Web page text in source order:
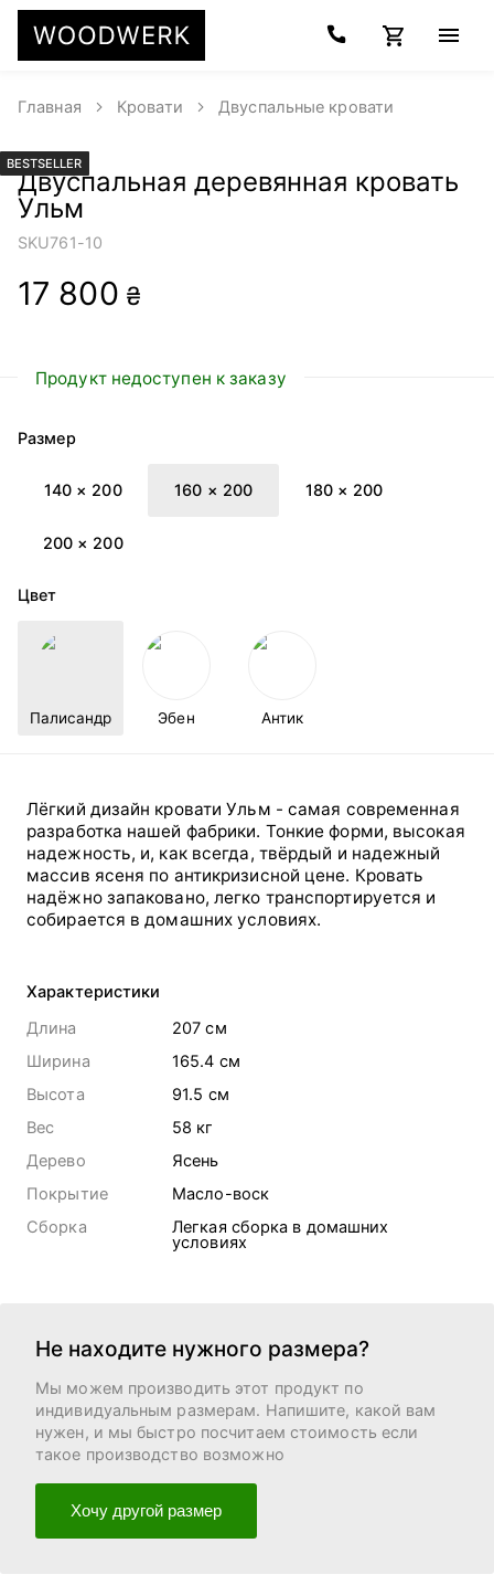
Главная Кровати Двуспальные кровати
BESTSELLER
Двуспальная деревянная кровать
Ульм
SKU761-10
17 800 ₴
Продукт недоступен к заказу
Размер
140 × 200 160 × 200 180 × 200
200 × 200
Цвет
Палисандр Эбен Антик
Лёгкий дизайн кровати Ульм - самая современная
разработка нашей фабрики. Тонкие форми, высокая
надежность, и, как всегда, твёрдый и надежный
массив ясеня по антикризисной цене. Кровать
надёжно запаковано, легко транспортируется и
собирается в домашних условиях.
Характеристики
Длина
207 cм
Ширина
165.4 cм
Высота
91.5 cм
Вес
58 кг
Дерево
Ясень
Покрытие
Масло-воск
Сборка
Легкая сборка в домашних
условиях
Не находите нужного размера?
Мы можем производить этот продукт по
индивидуальным размерам. Напишите, какой вам
нужен, и мы быстро посчитаем стоимость если
такое производство возможно
Хочу другой размер